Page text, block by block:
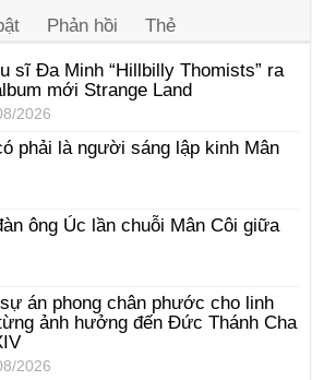
Phản hồi Thẻ
sĩ Đa Minh “Hillbilly Thomists” ra
mới Strange Land
2026
phải là người sáng lập kinh Mân
ông Úc lần chuỗi Mân Côi giữa
án phong chân phước cho linh
ảnh hưởng đến Đức Thánh Cha
2026